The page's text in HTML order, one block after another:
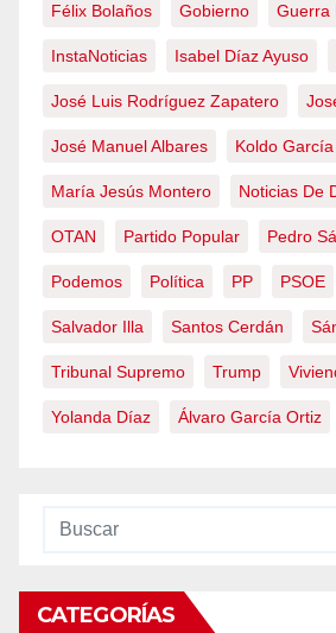
Félix Bolaños Gobierno Guerra
InstaNoticias Isabel Díaz Ayuso
José Luis Rodríguez Zapatero
José Manuel Albares Koldo García
María Jesús Montero Noticias De
OTAN Partido Popular Pedro
Podemos Política PP PSOE
Salvador Illa Santos Cerdán
Tribunal Supremo Trump
Yolanda Díaz Álvaro García Ortiz
CATEGORÍAS